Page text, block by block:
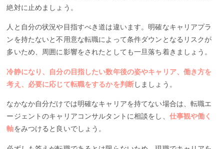
絶対に止めましょう。
人と自分の状況や目指すべき道は違います。明確なキャリアプラ
ンを持たないと不用意な転職によって条件ダウンとなるリスクが
多いため、周囲に影響をされたとしても一旦落ち着きましょう。
冷静になり、自分の目指したい数年後の姿やキャリア、働き方を
考え、必要に応じて転職をするかを判断しましょう。
なかなか自分だけでは明確なキャリアを持てない場合は、転職エ
ージェントのキャリアコンサルタントに相談をし、 仕事観や働く
軸をみつけると良いでしょう。